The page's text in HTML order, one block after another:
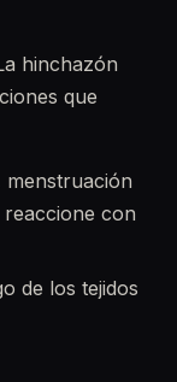
hinchazón
que
menstruación
con
de los tejidos